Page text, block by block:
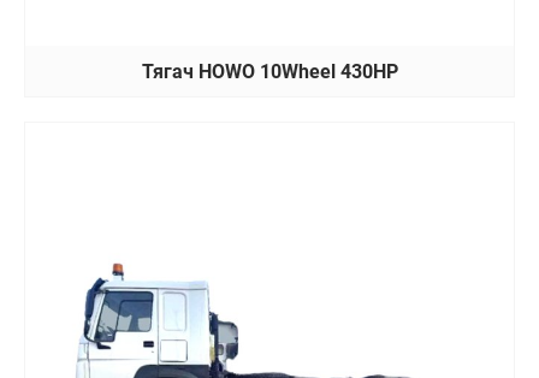
Тягач HOWO 10Wheel 430HP